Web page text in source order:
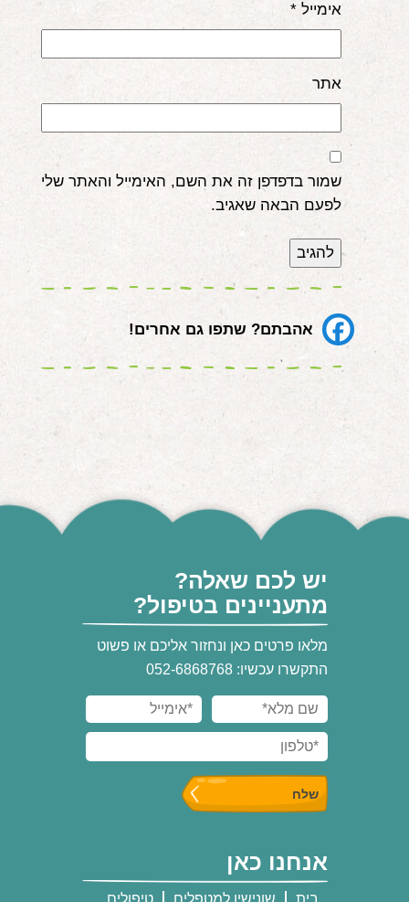
אימייל *
אתר
שמור בדפדפן זה את השם, האימייל והאתר שלי
לפעם הבאה שאגיב.
אהבתם? שתפו גם אחרים!
יש לכם שאלה?
מתעניינים בטיפול?
מלאו פרטים כאן ונחזור אליכם או פשוט
התקשרו עכשיו: 052-6868768
אנחנו כאן
בית שונישין למטפלים טיפולים